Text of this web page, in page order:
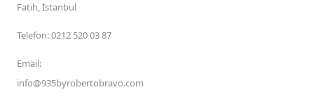
Fatih, İstanbul
Telefon:0212 520 03 87
Email:
info@935byrobertobravo.com